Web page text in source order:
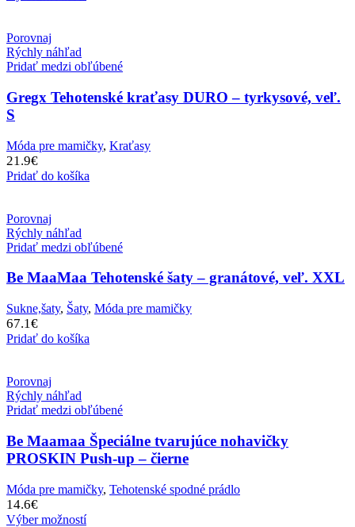
Porovnaj
Rýchly náhľad
Pridať medzi obľúbené
Gregx Tehotenské kraťasy DURO – tyrkysové, veľ.
S
Móda pre mamičky, Kraťasy
21.9€
Pridať do košíka
Porovnaj
Rýchly náhľad
Pridať medzi obľúbené
Be MaaMaa Tehotenské šaty – granátové, veľ. XXL
Sukne,šaty, Šaty, Móda pre mamičky
67.1€
Pridať do košíka
Porovnaj
Rýchly náhľad
Pridať medzi obľúbené
Be Maamaa Špeciálne tvarujúce nohavičky
PROSKIN Push-up – čierne
Móda pre mamičky, Tehotenské spodné prádlo
14.6€
Výber možností